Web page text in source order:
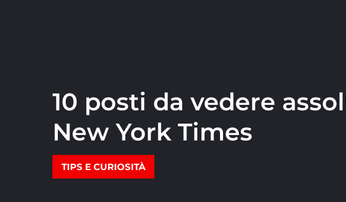
10 posti da vedere
New York Times
TIPS E CURIOSITÀ